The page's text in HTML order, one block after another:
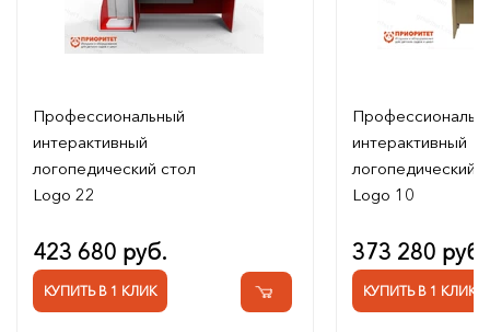
Профессиональный
интерактивный
логопедический стол
Logo 22
423 680 руб.
КУПИТЬ В 1 КЛИК
интерактивный
логопедический
Logo 10
373 280 руб.
КУПИТЬ В 1 КЛИК